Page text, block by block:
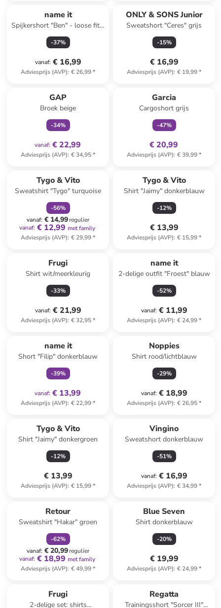
name it
Spijkershort "Ben" - loose fit -
blauw
-37%
vanaf: € 16,99
Adviesprijs (AVP): € 26,99*
ONLY & SONS Junior
Sweatshort "Ceres" grijs
-15%
€ 16,99
Adviesprijs (AVP): € 19,99*
GAP
Broek beige
-34%
vanaf: € 22,99
Adviesprijs (AVP): € 34,95*
Garcia
Cargoshort grijs
-47%
€ 20,99
Adviesprijs (AVP): € 39,99*
Tygo & Vito
Sweatshirt "Tygo" turquoise
-56%
vanaf: € 14,99regulier
vanaf: € 12,99 met family
Adviesprijs (AVP): € 29,99*
Tygo & Vito
Shirt "Jaimy" donkerblauw
-12%
€ 13,99
Adviesprijs (AVP): € 15,99*
Frugi
Shirt wit/meerkleurig
-33%
vanaf: € 21,99
Adviesprijs (AVP): € 32,95*
name it
2-delige outfit "Froest" blauw
-52%
vanaf: € 11,99
Adviesprijs (AVP): € 24,99*
name it
Short "Filip" donkerblauw
-39%
vanaf: € 13,99
Adviesprijs (AVP): € 22,99*
Noppies
Shirt rood/lichtblauw
-29%
vanaf: € 18,99
Adviesprijs (AVP): € 26,95*
Tygo & Vito
Shirt "Jaimy" donkergroen
-12%
€ 13,99
Adviesprijs (AVP): € 15,99*
Vingino
Sweatshort donkerblauw
-51%
vanaf: € 16,99
Adviesprijs (AVP): € 34,99*
Retour
Sweatshirt "Hakar" groen
-62%
vanaf: € 20,99regulier
vanaf: € 18,99 met family
Adviesprijs (AVP): € 49,99*
Blue Seven
Shirt donkerblauw
-20%
€ 19,99
Adviesprijs (AVP): € 24,99*
Frugi
2-delige set: shirts
Regatta
Trainingsshort "Sorcer III"